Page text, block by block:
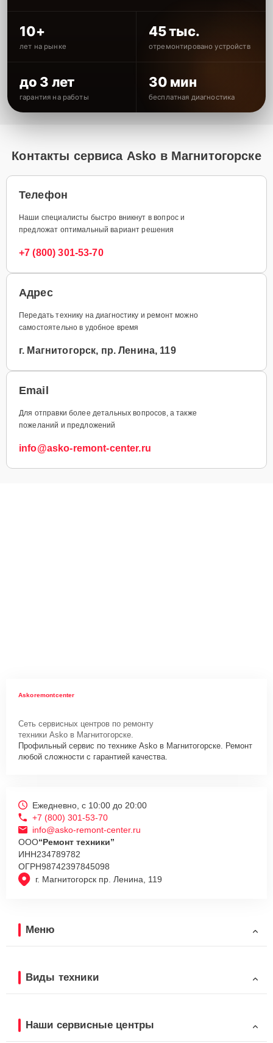
10+
лет на рынке
45 тыс.
отремонтировано устройств
до 3 лет
гарантия на работы
30 мин
бесплатная диагностика
Контакты сервиса Asko в Магнитогорске
Телефон
Наши специалисты быстро вникнут в вопрос и
предложат оптимальный вариант решения
+7 (800) 301-53-70
Адрес
Передать технику на диагностику и ремонт можно
самостоятельно в удобное время
г. Магнитогорск, пр. Ленина, 119
Email
Для отправки более детальных вопросов, а также
пожеланий и предложений
info@asko-remont-center.ru
Askoremontcenter
Сеть сервисных центров по ремонту
техники Asko в Магнитогорске.
Профильный сервис по технике Asko в Магнитогорске. Ремонт
любой сложности с гарантией качества.
г. Магнитогорск пр. Ленина, 119
Ежедневно, с 10:00 до 20:00
+7 (800) 301-53-70
info@asko-remont-center.ru
ООО“Ремонт техники”
ИНН234789782
ОГРН98742397845098
Меню
Виды техники
Наши сервисные центры